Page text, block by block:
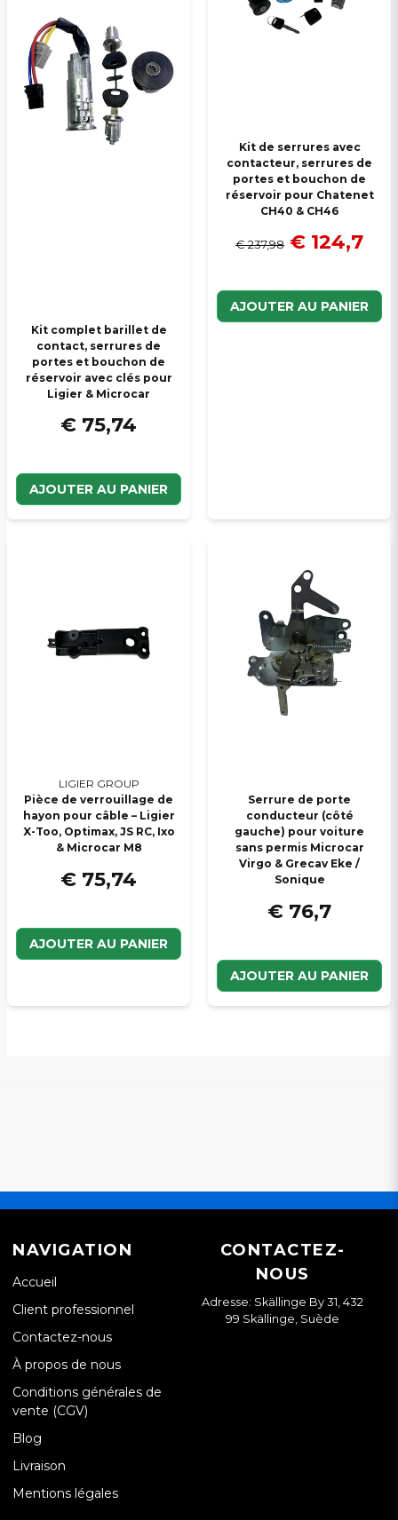
Kit complet barillet de
contact, serrures de
portes et bouchon de
réservoir avec clés pour
Ligier & Microcar
€ 75,74
AJOUTER AU PANIER
Kit de serrures avec
contacteur, serrures de
portes et bouchon de
réservoir pour Chatenet
CH40 & CH46
€ 237,98 € 124,7
AJOUTER AU PANIER
LIGIER GROUP
Pièce de verrouillage de
hayon pour câble – Ligier
X-Too, Optimax, JS RC, Ixo
& Microcar M8
€ 75,74
AJOUTER AU PANIER
Serrure de porte
conducteur (côté
gauche) pour voiture
sans permis Microcar
Virgo & Grecav Eke /
Sonique
€ 76,7
AJOUTER AU PANIER
NAVIGATION
Accueil
Client professionnel
Contactez-nous
À propos de nous
Conditions générales de
vente (CGV)
Blog
Livraison
Mentions légales
CONTACTEZ-
NOUS
Adresse: Skällinge By 31, 432
99 Skällinge, Suède